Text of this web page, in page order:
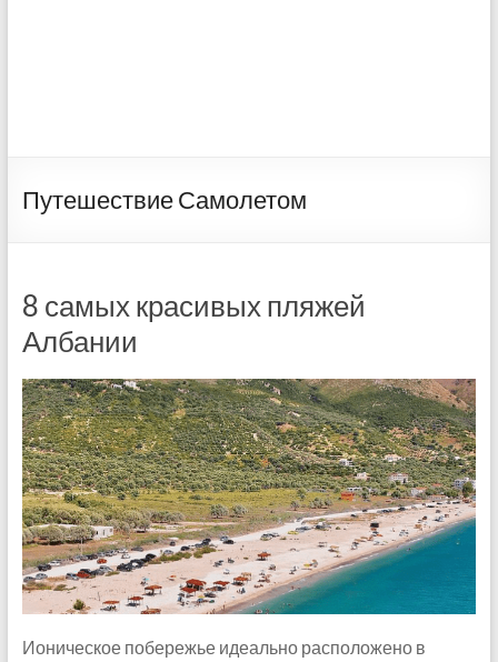
Путешествие Самолетом
8 самых красивых пляжей
Албании
Ионическое побережье идеально расположено в